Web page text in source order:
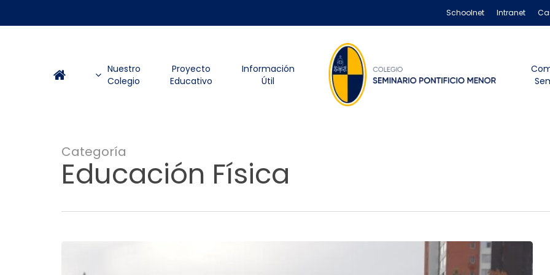
main
Schoolnet Intranet
Nuestro
Colegio
Proyecto
Educativo
Información
Útil
Categoría
Educación Física
enseñan